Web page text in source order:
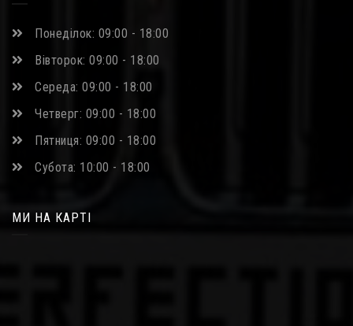
Понеділок: 09:00 - 18:00
Вівторок: 09:00 - 18:00
Середа: 09:00 - 18:00
Четверг: 09:00 - 18:00
Пятниця: 09:00 - 18:00
Субота: 10:00 - 18:00
МИ НА КАРТІ